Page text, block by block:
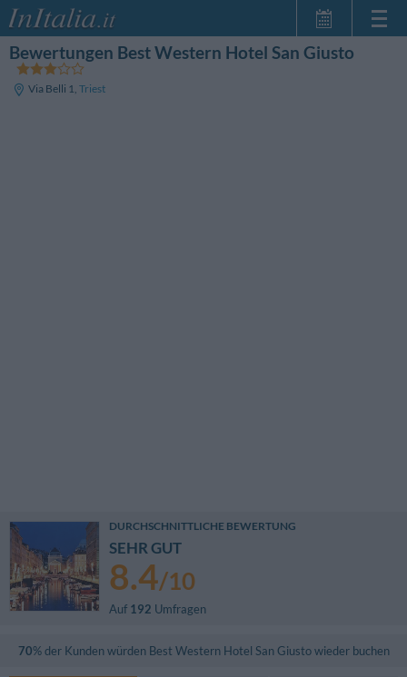
Startseite
Bewertungen Best Western Hotel San Giusto
Via Belli 1, Triest
DURCHSCHNITTLICHE BEWERTUNG
SEHR GUT
8.4/10
Auf 192 Umfragen
70% der Kunden würden Best Western Hotel San Giustowieder buchen